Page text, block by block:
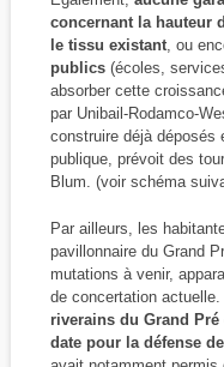
concernant la hauteur
le tissu existant, ou
publics(écoles,
absorber cette
par Unibail-Rodamco-
construire déjà déposés
publique, prévoit des
Blum. (voir schéma
Par ailleurs, les
pavillonnaire du Grand
mutations à venir,
de concertation actuelle.
riverains du Grand
date pour la défense